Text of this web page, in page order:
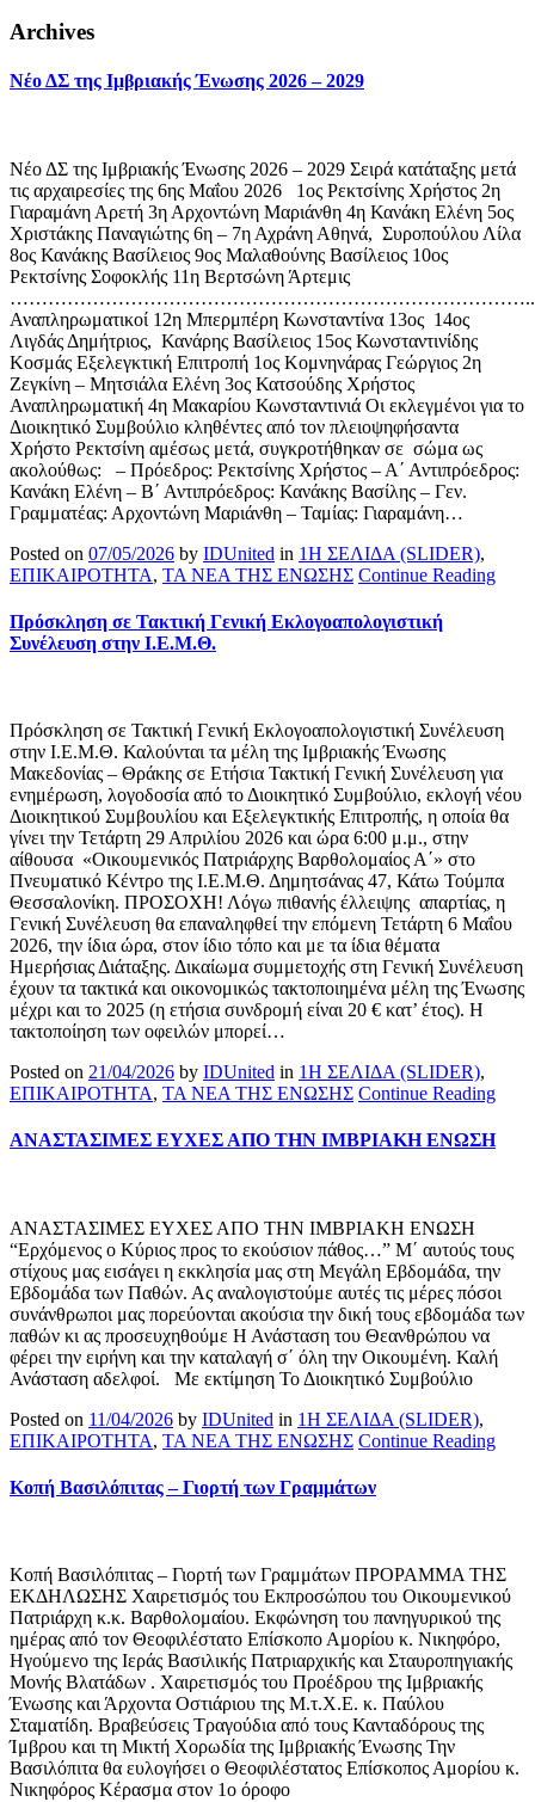
Archives
Νέο ΔΣ της Ιμβριακής Ένωσης 2026 – 2029
Νέο ΔΣ της Ιμβριακής Ένωσης 2026 – 2029 Σειρά κατάταξης μετά
τις αρχαιρεσίες της 6ης Μαΐου 2026 1ος Ρεκτσίνης Χρήστος 2η
Γιαραμάνη Αρετή 3η Αρχοντώνη Μαριάνθη 4η Κανάκη Ελένη 5ος
Χριστάκης Παναγιώτης 6η – 7η Αχράνη Αθηνά, Συροπούλου Λίλα
8ος Κανάκης Βασίλειος 9ος Μαλαθούνης Βασίλειος 10ος
Ρεκτσίνης Σοφοκλής 11η Βερτσώνη Άρτεμις
………………………………………………………………………..
Αναπληρωματικοί 12η Μπερμπέρη Κωνσταντίνα 13ος 14ος
Λιγδάς Δημήτριος, Κανάρης Βασίλειος 15ος Κωνσταντινίδης
Κοσμάς Εξελεγκτική Επιτροπή 1ος Κομνηνάρας Γεώργιος 2η
Ζεγκίνη – Μητσιάλα Ελένη 3ος Κατσούδης Χρήστος
Αναπληρωματική 4η Μακαρίου Κωνσταντινιά Οι εκλεγμένοι για το
Διοικητικό Συμβούλιο κληθέντες από τον πλειοψηφήσαντα
Χρήστο Ρεκτσίνη αμέσως μετά, συγκροτήθηκαν σε σώμα ως
ακολούθως: – Πρόεδρος: Ρεκτσίνης Χρήστος – Α΄ Αντιπρόεδρος:
Κανάκη Ελένη – Β΄ Αντιπρόεδρος: Κανάκης Βασίλης – Γεν.
Γραμματέας: Αρχοντώνη Μαριάνθη – Ταμίας: Γιαραμάνη…
Posted on 07/05/2026 by IDUnited in 1Η ΣΕΛΙΔΑ (SLIDER),
ΕΠΙΚΑΙΡΟΤΗΤΑ, ΤΑ ΝΕΑ ΤΗΣ ΕΝΩΣΗΣ Continue Reading
Πρόσκληση σε Τακτική Γενική Εκλογοαπολογιστική
Συνέλευση στην Ι.Ε.Μ.Θ.
Πρόσκληση σε Τακτική Γενική Εκλογοαπολογιστική Συνέλευση
στην Ι.Ε.Μ.Θ. Καλούνται τα μέλη της Ιμβριακής Ένωσης
Μακεδονίας – Θράκης σε Ετήσια Τακτική Γενική Συνέλευση για
ενημέρωση, λογοδοσία από το Διοικητικό Συμβούλιο, εκλογή νέου
Διοικητικού Συμβουλίου και Εξελεγκτικής Επιτροπής, η οποία θα
γίνει την Τετάρτη 29 Απριλίου 2026 και ώρα 6:00 μ.μ., στην
αίθουσα «Οικουμενικός Πατριάρχης Βαρθολομαίος Α΄» στο
Πνευματικό Κέντρο της Ι.Ε.Μ.Θ. Δημητσάνας 47, Κάτω Τούμπα
Θεσσαλονίκη. ΠΡΟΣΟΧΗ! Λόγω πιθανής έλλειψης απαρτίας, η
Γενική Συνέλευση θα επαναληφθεί την επόμενη Τετάρτη 6 Μαΐου
2026, την ίδια ώρα, στον ίδιο τόπο και με τα ίδια θέματα
Ημερήσιας Διάταξης. Δικαίωμα συμμετοχής στη Γενική Συνέλευση
έχουν τα τακτικά και οικονομικώς τακτοποιημένα μέλη της Ένωσης
μέχρι και το 2025 (η ετήσια συνδρομή είναι 20 € κατ’ έτος). Η
τακτοποίηση των οφειλών μπορεί…
Posted on 21/04/2026 by IDUnited in 1Η ΣΕΛΙΔΑ (SLIDER),
ΕΠΙΚΑΙΡΟΤΗΤΑ, ΤΑ ΝΕΑ ΤΗΣ ΕΝΩΣΗΣ Continue Reading
ΑΝΑΣΤΑΣΙΜΕΣ ΕΥΧΕΣ ΑΠΟ ΤΗΝ ΙΜΒΡΙΑΚΗ ΕΝΩΣΗ
ΑΝΑΣΤΑΣΙΜΕΣ ΕΥΧΕΣ ΑΠΟ ΤΗΝ ΙΜΒΡΙΑΚΗ ΕΝΩΣΗ
“Ερχόμενος ο Κύριος προς το εκούσιον πάθος…” Μ΄ αυτούς τους
στίχους μας εισάγει η εκκλησία μας στη Μεγάλη Εβδομάδα, την
Εβδομάδα των Παθών. Ας αναλογιστούμε αυτές τις μέρες πόσοι
συνάνθρωποι μας πορεύονται ακούσια την δική τους εβδομάδα των
παθών κι ας προσευχηθούμε Η Ανάσταση του Θεανθρώπου να
φέρει την ειρήνη και την καταλαγή σ΄ όλη την Οικουμένη. Καλή
Ανάσταση αδελφοί. Με εκτίμηση Το Διοικητικό Συμβούλιο
Posted on 11/04/2026 by IDUnited in 1Η ΣΕΛΙΔΑ (SLIDER),
ΕΠΙΚΑΙΡΟΤΗΤΑ, ΤΑ ΝΕΑ ΤΗΣ ΕΝΩΣΗΣ Continue Reading
Κοπή Βασιλόπιτας – Γιορτή των Γραμμάτων
Κοπή Βασιλόπιτας – Γιορτή των Γραμμάτων ΠΡΟΡΑΜΜΑ ΤΗΣ
ΕΚΔΗΛΩΣΗΣ Χαιρετισμός του Εκπροσώπου του Οικουμενικού
Πατριάρχη κ.κ. Βαρθολομαίου. Εκφώνηση του πανηγυρικού της
ημέρας από τον Θεοφιλέστατο Επίσκοπο Αμορίου κ. Νικηφόρο,
Ηγούμενο της Ιεράς Βασιλικής Πατριαρχικής και Σταυροπηγιακής
Μονής Βλατάδων . Χαιρετισμός του Προέδρου της Ιμβριακής
Ένωσης και Άρχοντα Οστιάριου της Μ.τ.Χ.Ε. κ. Παύλου
Σταματίδη. Βραβεύσεις Τραγούδια από τους Κανταδόρους της
Ίμβρου και τη Μικτή Χορωδία της Ιμβριακής Ένωσης Την
Βασιλόπιτα θα ευλογήσει ο Θεοφιλέστατος Επίσκοπος Αμορίου κ.
Νικηφόρος Κέρασμα στον 1ο όροφο